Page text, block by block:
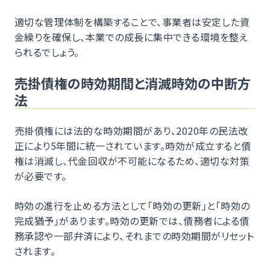
適切な管理体制を構築することで、事業者は安定した資
金繰りを確保し、本業での成長に集中できる環境を整え
られるでしょう。
売掛債権の時効期間と消滅時効の中断方
法
売掛債権には法的な時効期間があり、2020年の民法改
正により5年間に統一されています。時効が成立すると債
権は消滅し、代金回収が不可能になるため、適切な対策
が必要です。
時効の進行を止める方法として「時効の更新」と「時効の
完成猶予」があります。時効の更新では、債務者による債
務承認や一部弁済により、それまでの時効期間がリセット
されます。